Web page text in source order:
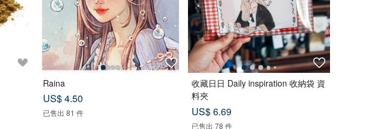
Raina
US$ 4.50
已售出 81 件
收藏日日 Daily inspiration 收納袋 資
料夾
US$ 6.69
已售出 78 件